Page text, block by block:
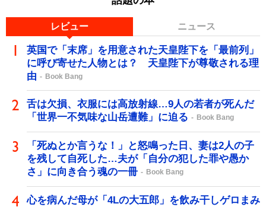
レビュー ニュース
英国で「末席」を用意された天皇陛下を「最前列」
に呼び寄せた人物とは？ 天皇陛下が尊敬される理
由
Book Bang
舌は欠損、衣服には高放射線…9人の若者が死んだ
「世界一不気味な山岳遭難」に迫る
Book Bang
「死ぬとか言うな！」と怒鳴った日、妻は2人の子
を残して自死した…夫が「自分の犯した罪や愚か
さ」に向き合う魂の一冊
Book Bang
心を病んだ母が「4Lの大五郎」を飲み干しゲロまみ